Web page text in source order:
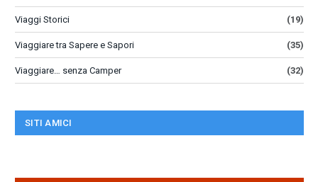
Viaggi Storici (19)
Viaggiare tra Sapere e Sapori (35)
Viaggiare… senza Camper (32)
SITI AMICI